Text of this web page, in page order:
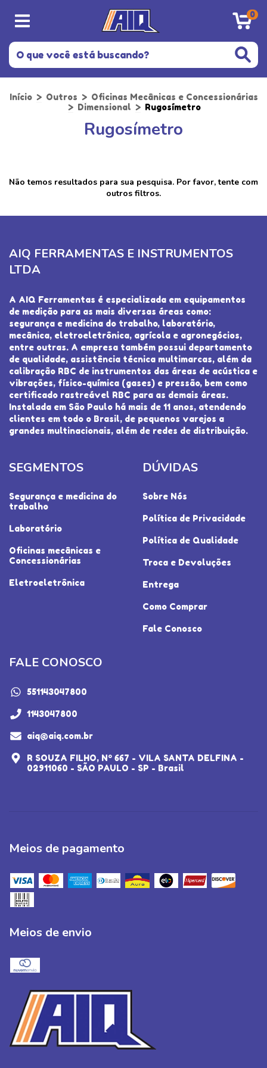
0
Início > Outros > Oficinas Mecânicas e Concessionárias
> Dimensional > Rugosímetro
Rugosímetro
Não temos resultados para sua pesquisa. Por favor, tente com
outros filtros.
AIQ FERRAMENTAS E INSTRUMENTOS
LTDA
A AIQ Ferramentas é especializada em equipamentos
de medição para as mais diversas áreas como:
segurança e medicina do trabalho, laboratório,
mecânica, eletroeletrônica, agrícola e agronegócios,
entre outras. A empresa também possui departamento
de qualidade, assistência técnica multimarcas, além da
calibração RBC de instrumentos das áreas de acústica e
vibrações, físico-química (gases) e pressão, bem como
certificado rastreável RBC para as demais áreas.
Instalada em São Paulo há mais de 11 anos, atendendo
clientes em todo o Brasil, de pequenos varejos a
grandes multinacionais, além de redes de distribuição.
SEGMENTOS
Segurança e medicina do
trabalho
Laboratório
Oficinas mecânicas e
Concessionárias
Eletroeletrônica
DÚVIDAS
Sobre Nós
Política de Privacidade
Política de Qualidade
Troca e Devoluções
Entrega
Como Comprar
Fale Conosco
FALE CONOSCO
551143047800
1143047800
aiq@aiq.com.br
R SOUZA FILHO, Nº 667 - VILA SANTA DELFINA -
02911060 - SÃO PAULO - SP - Brasil
Meios de pagamento
Meios de envio